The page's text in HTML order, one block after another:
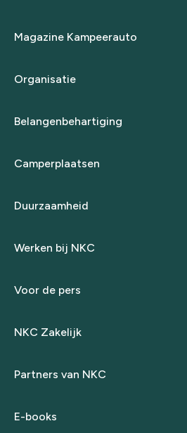
Magazine Kampeerauto
Organisatie
Belangenbehartiging
Camperplaatsen
Duurzaamheid
Werken bij NKC
Voor de pers
NKC Zakelijk
Partners van NKC
E-books